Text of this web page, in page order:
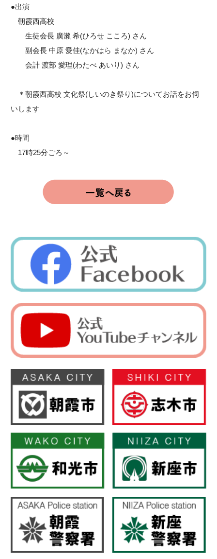
●出演
朝霞西高校
生徒会長 廣瀨 希(ひろせ こころ) さん
副会長 中原 愛佳(なかはら まなか) さん
会計 渡部 愛理(わたべ あいり) さん
＊朝霞西高校 文化祭(しいのき祭り)についてお話をお伺
いします
●時間
17時25分ごろ～